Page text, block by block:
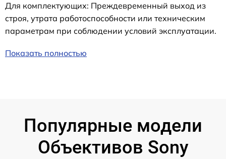
Для комплектующих: Преждевременный выход из
строя, утрата работоспособности или техническим
параметрам при соблюдении условий эксплуатации.
Показать полностью
Популярные модели
Объективов Sony